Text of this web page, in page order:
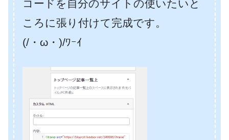
コードを自分のサイトの使いたいと
ころに張り付けて完成です。
(/・ω・)/ﾜｰｲ